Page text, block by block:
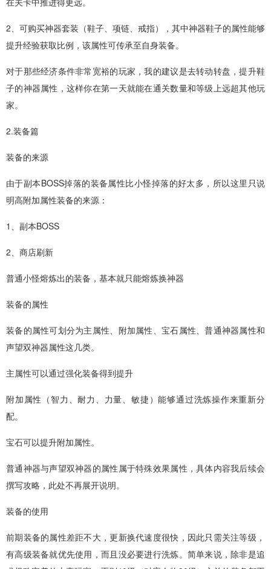
2、可购买神器套装（鞋子、项链、戒指），其中神器鞋子的属性能够
提升经验获取比例，该属性可传承至自身装备。
对于那些经济条件非常宽裕的玩家，我的建议是去转动转盘，提升鞋
子的神器属性，这样你在第一天就能在通关数量和等级上远超其他玩
家。
2.装备篇
装备的来源
由于副本BOSS掉落的装备属性比小怪掉落的好太多，所以这里只说
明高附加属性装备的来源：
1、副本BOSS
2、商店刷新
普通小怪熔炼出的装备，基本就只能熔炼换神器
装备的属性
装备的属性可划分为主属性、附加属性、宝石属性、普通神器属性和
声望双神器属性这几类。
主属性可以通过强化装备得到提升
附加属性（智力、耐力、力量、敏捷）能够通过洗炼操作来重新分
配。
宝石可以提升附加属性。
普通神器与声望双神器的属性属于特殊效果属性，具体内容我后续会
撰写攻略，此处不再展开说明。
装备的使用
前期装备的属性差距不大，更新换代速度很快，因此只需关注等级，
有高级装备就优先使用，而且没必要进行洗炼。简单来说，除非是追